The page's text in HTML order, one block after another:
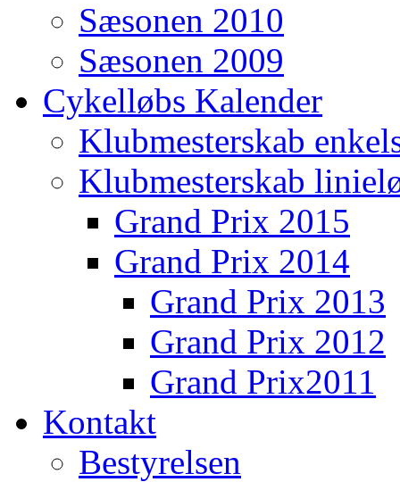
Sæsonen 2010
Sæsonen 2009
Cykelløbs Kalender
Klubmesterskab
Klubmesterskab
Grand Prix 2015
Grand Prix 2014
Grand Prix 2013
Grand Prix 2012
Grand Prix2011
Kontakt
Bestyrelsen